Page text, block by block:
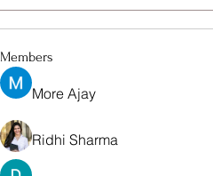
Members
More Ajay
Ridhi Sharma